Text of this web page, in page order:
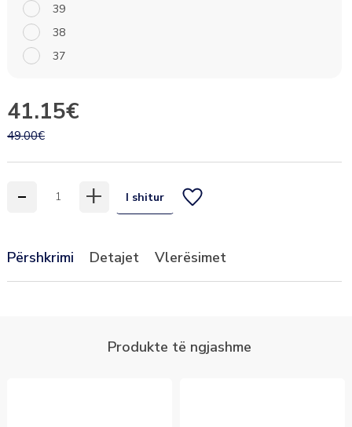
39
38
37
41.15€
49.00€
- + I shitur
Përshkrimi Detajet Vlerësimet